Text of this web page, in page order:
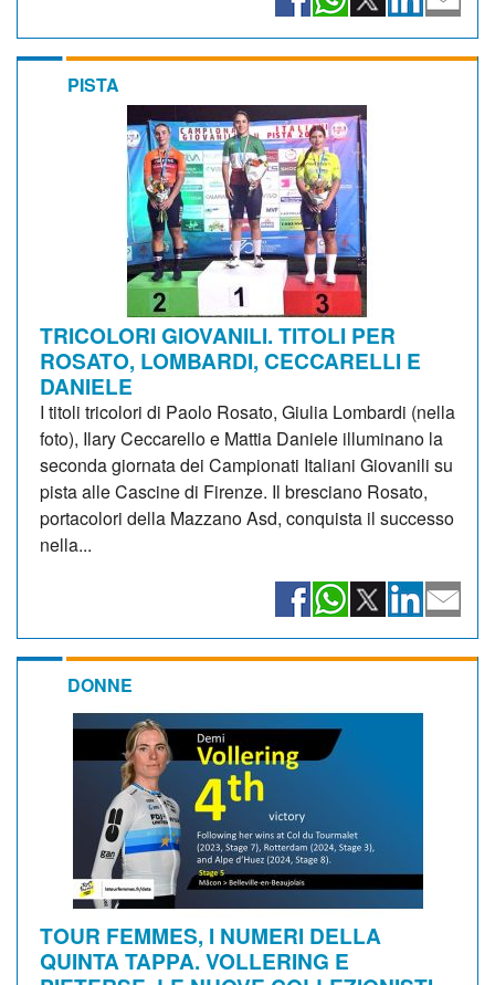
PISTA
TRICOLORI GIOVANILI. TITOLI PER
ROSATO, LOMBARDI, CECCARELLI E
DANIELE
I titoli tricolori di Paolo Rosato, Giulia Lombardi (nella
foto), Ilary Ceccarello e Mattia Daniele illuminano la
seconda giornata dei Campionati Italiani Giovanili su
pista alle Cascine di Firenze. Il bresciano Rosato,
portacolori della Mazzano Asd, conquista il successo
nella...
DONNE
TOUR FEMMES, I NUMERI DELLA
QUINTA TAPPA. VOLLERING E